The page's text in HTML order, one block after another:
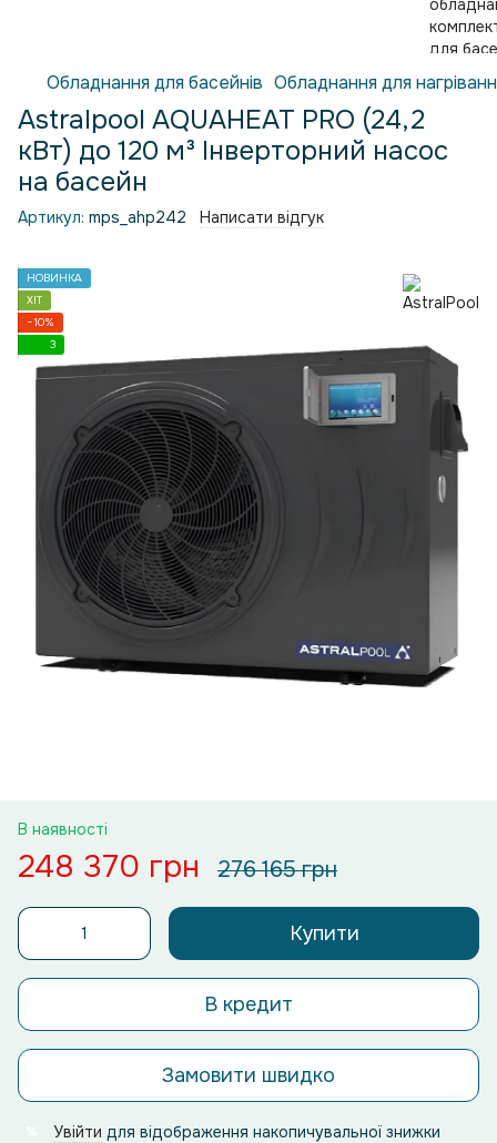
Обладнання для басейнів Обладнання для
Astralpool AQUAHEAT PRO (24,2
кВт) до 120 м³ Інверторний насос
на басейн
Артикул: mps_ahp242 Написати відгук
НОВИНКА
ХІТ
−10%
3
В наявності
248 370 грн 276 165 грн
Купити
В кредит
Замовити швидко
Увійти для відображення накопичувальної знижки